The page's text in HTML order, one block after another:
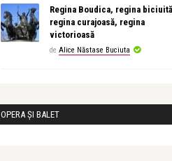
Regina Boudica, regina
regina curajoasă, regina
victorioasă
de Alice Năstase Buciuta
OPERA ȘI BALET